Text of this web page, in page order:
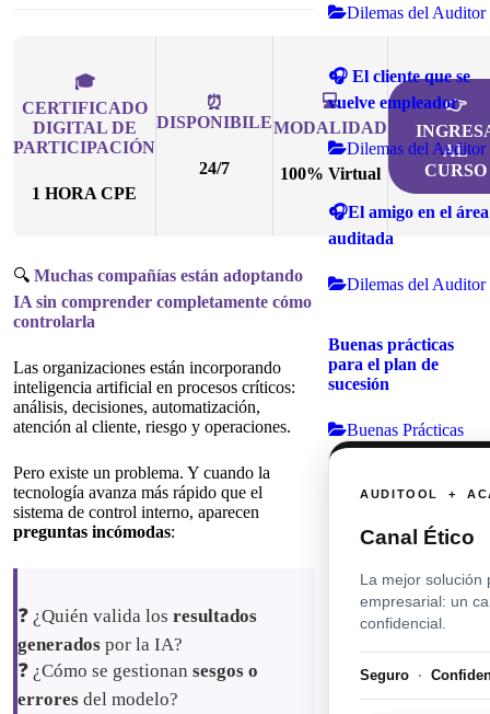
🎓
CERTIFICADO
DIGITAL DE
PARTICIPACIÓN
1 HORA CPE
⏰
DISPONIBILE
24/7
💻
MODALIDAD
100% Virtual
👉
AL
CURSO
🔍 Muchas compañías están adoptando
IA sin comprender completamente cómo
controlarla
Las organizaciones están incorporando
inteligencia artificial en procesos críticos:
análisis, decisiones, automatización,
atención al cliente, riesgo y operaciones.
Pero existe un problema. Y cuando la
tecnología avanza más rápido que el
sistema de control interno, aparecen
preguntas incómodas:
❓ ¿Quién valida los resultados
generados por la IA?
❓ ¿Cómo se gestionan sesgos o
errores del modelo?
Dilemas del Auditor
🎧 El cliente que se
vuelve empleador
Dilemas del Auditor
🎧El amigo en el área
auditada
Dilemas del Auditor
Buenas prácticas
para el plan de
sucesión
Buenas Prácticas
AUDITOOL +
Canal Ético
La mejor
empresarial: un
confidencial.
Seguro ·